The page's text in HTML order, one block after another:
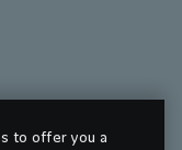
to offer you a